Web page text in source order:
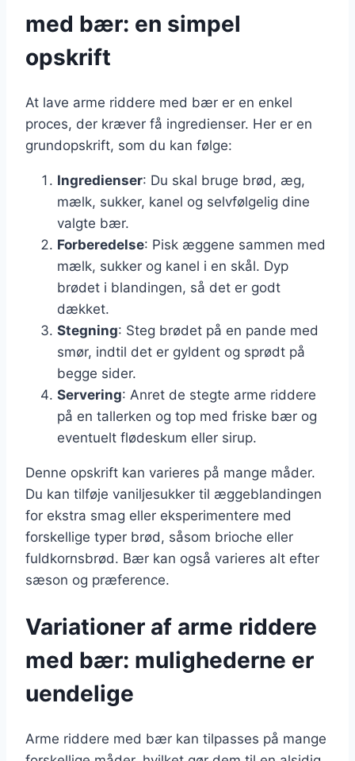
med bær: en simpel
opskrift
At lave arme riddere med bær er en enkel
proces, der kræver få ingredienser. Her er en
grundopskrift, som du kan følge:
Ingredienser: Du skal bruge brød, æg,
mælk, sukker, kanel og selvfølgelig dine
valgte bær.
Forberedelse: Pisk æggene sammen med
mælk, sukker og kanel i en skål. Dyp
brødet i blandingen, så det er godt
dækket.
Stegning: Steg brødet på en pande med
smør, indtil det er gyldent og sprødt på
begge sider.
Servering: Anret de stegte arme riddere
på en tallerken og top med friske bær og
eventuelt flødeskum eller sirup.
Denne opskrift kan varieres på mange måder.
Du kan tilføje vaniljesukker til æggeblandingen
for ekstra smag eller eksperimentere med
forskellige typer brød, såsom brioche eller
fuldkornsbrød. Bær kan også varieres alt efter
sæson og præference.
Variationer af arme riddere
med bær: mulighederne er
uendelige
Arme riddere med bær kan tilpasses på mange